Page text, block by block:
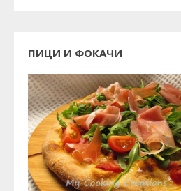
ПИЦИ И ФОКАЧИ